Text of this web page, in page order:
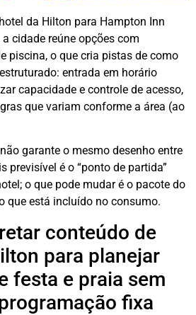
da Hilton para Hampton Inn
cidade reúne opções com
piscina, o que cria pistas de como
entrada em horário
capacidade e controle de acesso,
que variam conforme a área (ao
garante o mesmo desenho entre
previsível é o “ponto de partida”
o que pode mudar é o pacote do
que está incluído no consumo.
conteúdo de
para planejar
festa e praia sem
fixa